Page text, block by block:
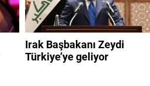
Irak Başbakanı Zeydi
Türkiye’ye geliyor